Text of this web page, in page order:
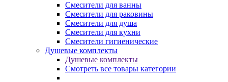
Смесители для ванны
Смесители для раковины
Смесители для душа
Смесители для кухни
Смесители гигиенические
Душевые комплекты
Душевые комплекты
Смотреть все товары категории